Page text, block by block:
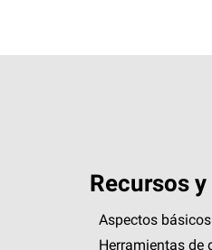
Recursos y
Aspectos
Herramientas de